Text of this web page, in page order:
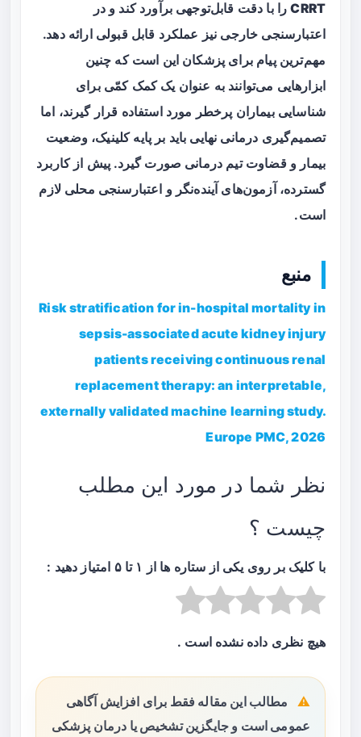
CRRTرا با دقت قابل‌توجهی برآورد کند و در
اعتبارسنجی خارجی نیز عملکرد قابل قبولی ارائه دهد.
مهم‌ترین پیام برای پزشکان این است که چنین
ابزارهایی می‌توانند به عنوان یک کمک کمّی برای
شناسایی بیماران پرخطر مورد استفاده قرار گیرند، اما
تصمیم‌گیری درمانی نهایی باید بر پایه کلینیک، وضعیت
بیمار و قضاوت تیم درمانی صورت گیرد. پیش از کاربرد
گسترده، آزمون‌های آینده‌نگر و اعتبارسنجی محلی لازم
است.
منبع
Risk stratification for in-hospital mortality in
sepsis-associated acute kidney injury
patients receiving continuous renal
replacement therapy: an interpretable,
externally validated machine learning study.
Europe PMC, 2026
نظر شما در مورد این مطلب
چیست ؟
با کلیک بر روی یکی از ستاره ها از ۱ تا ۵ امتیاز دهید :
هیچ نظری داده نشده است .
مطالب این مقاله فقط برای افزایش آگاهی
عمومی است و جایگزین تشخیص یا درمان پزشکی